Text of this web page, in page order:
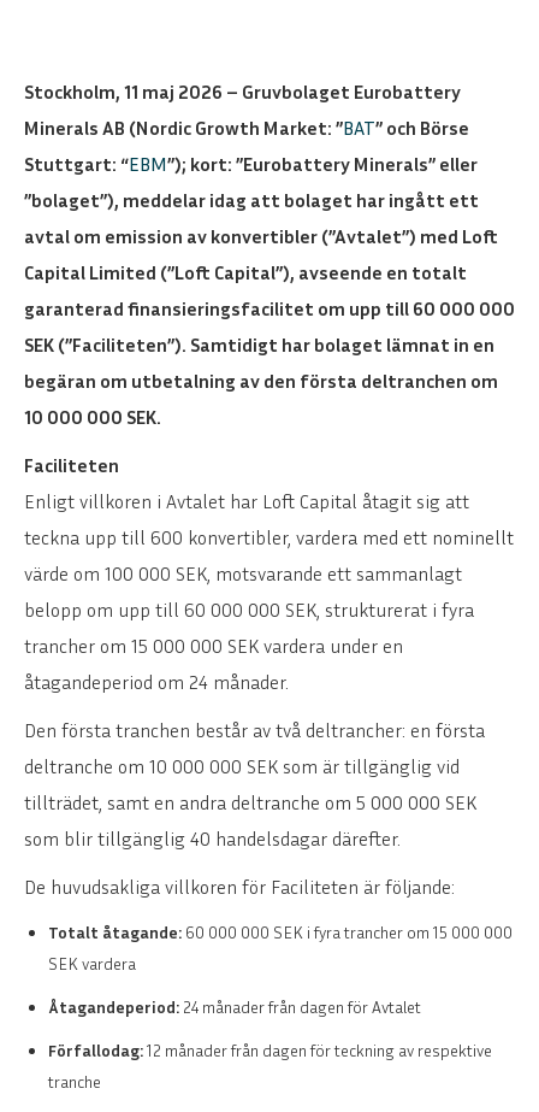
Stockholm, 11 maj 2026 – Gruvbolaget Eurobattery
Minerals AB (Nordic Growth Market: ”BAT” och Börse
Stuttgart: “EBM”); kort: ”Eurobattery Minerals” eller
”bolaget”), meddelar idag att bolaget har ingått ett
avtal om emission av konvertibler (”Avtalet”) med Loft
Capital Limited (”Loft Capital”), avseende en totalt
garanterad finansieringsfacilitet om upp till 60 000 000
SEK (”Faciliteten”). Samtidigt har bolaget lämnat in en
begäran om utbetalning av den första deltranchen om
10 000 000 SEK.
Faciliteten
Enligt villkoren i Avtalet har Loft Capital åtagit sig att
teckna upp till 600 konvertibler, vardera med ett nominellt
värde om 100 000 SEK, motsvarande ett sammanlagt
belopp om upp till 60 000 000 SEK, strukturerat i fyra
trancher om 15 000 000 SEK vardera under en
åtagandeperiod om 24 månader.
Den första tranchen består av två deltrancher: en första
deltranche om 10 000 000 SEK som är tillgänglig vid
tillträdet, samt en andra deltranche om 5 000 000 SEK
som blir tillgänglig 40 handelsdagar därefter.
De huvudsakliga villkoren för Faciliteten är följande:
Totalt åtagande: 60 000 000 SEK i fyra trancher om 15 000 000
SEK vardera
Åtagandeperiod: 24 månader från dagen för Avtalet
Förfallodag:12 månader från dagen för teckning av respektive
tranche